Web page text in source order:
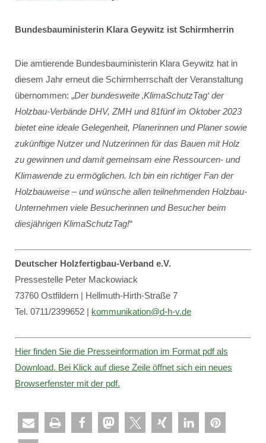
Bundesbauministerin Klara Geywitz ist Schirmherrin
Die amtierende Bundesbauministerin Klara Geywitz hat in
diesem Jahr erneut die Schirmherrschaft der Veranstaltung
übernommen: „Der bundesweite ‚KlimaSchutzTag‘ der
Holzbau-Verbände DHV, ZMH und 81fünf im Oktober 2023
bietet eine ideale Gelegenheit, Planerinnen und Planer sowie
zukünftige Nutzer und Nutzerinnen für das Bauen mit Holz
zu gewinnen und damit gemeinsam eine Ressourcen- und
Klimawende zu ermöglichen. Ich bin ein richtiger Fan der
Holzbauweise – und wünsche allen teilnehmenden Holzbau-
Unternehmen viele Besucherinnen und Besucher beim
diesjährigen KlimaSchutzTag!“
Deutscher Holzfertigbau-Verband e.V.
Pressestelle Peter Mackowiack
73760 Ostfildern | Hellmuth-Hirth-Straße 7
Tel. 0711/2399652 | kommunikation@d-h-v.de
Hier finden Sie die Presseinformation im Format pdf als
Download. Bei Klick auf diese Zeile öffnet sich ein neues
Browserfenster mit der pdf.